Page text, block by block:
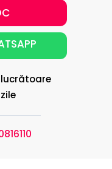
lucrătoare